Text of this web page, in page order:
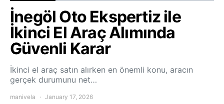
İnegöl Oto Ekspertiz ile
İkinci El Araç Alımında
Güvenli Karar
İkinci el araç satın alırken en önemli konu, aracın
gerçek durumunu net…
manivela January 17, 2026